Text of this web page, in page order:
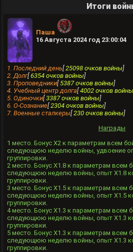
Итоги
Паша
16 Августа 2024 год 23:00:04
1. Последний день[ 25098 очков войны]
2. Долг[ 6354 очков войны]
3. Проповедники[ 5387 очков войны]
4. Учебный центр долга[ 4002 очков войны
5. Одиночки[ 3387 очков войны]
6. О-Сознание[ 2304 очков войны]
7. Военные сталкеры[ 230 очков войны]
Награды
1 место. Бонус X2 к параметрам всем
следующюю неделю войны, удвоение
группировки.
2 место. Бонус X1.8 к параметрам всем
следующюю неделю войны, опыт Х1.8
группировки.
3 место. Бонус X1.5 к параметрам всем
следующюю неделю войны, опыт Х1.5
группировки.
4 место. Бонус X1.3 к параметрам всем
следующюю неделю войны, опыт Х1.3
группировки.
5 место. Бонус X1.3 к параметрам всем
следующюю неделю войны, опыт Х1.3
группировки.